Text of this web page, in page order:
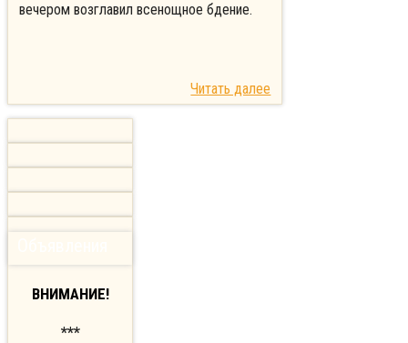
вечером возглавил всенощное бдение.
Читать далее
ВНИМАНИЕ!
***